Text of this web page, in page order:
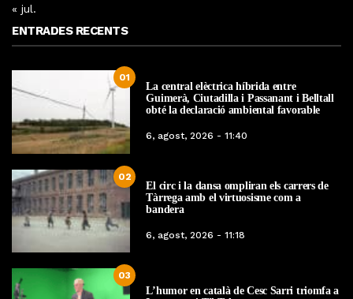
« jul.
ENTRADES RECENTS
01
La central elèctrica híbrida entre
Guimerà, Ciutadilla i Passanant i Belltall
obté la declaració ambiental favorable
6, agost, 2026 - 11:40
02
El circ i la dansa ompliran els carrers de
Tàrrega amb el virtuosisme com a
bandera
6, agost, 2026 - 11:18
03
L’humor en català de Cesc Sarri triomfa a